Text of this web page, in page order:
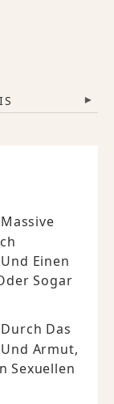
▾
Einen
Sogar
Das
Armut,
Sexuellen